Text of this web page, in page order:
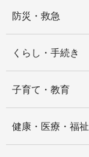
防災・救急
くらし・手続き
子育て・教育
健康・医療・福祉